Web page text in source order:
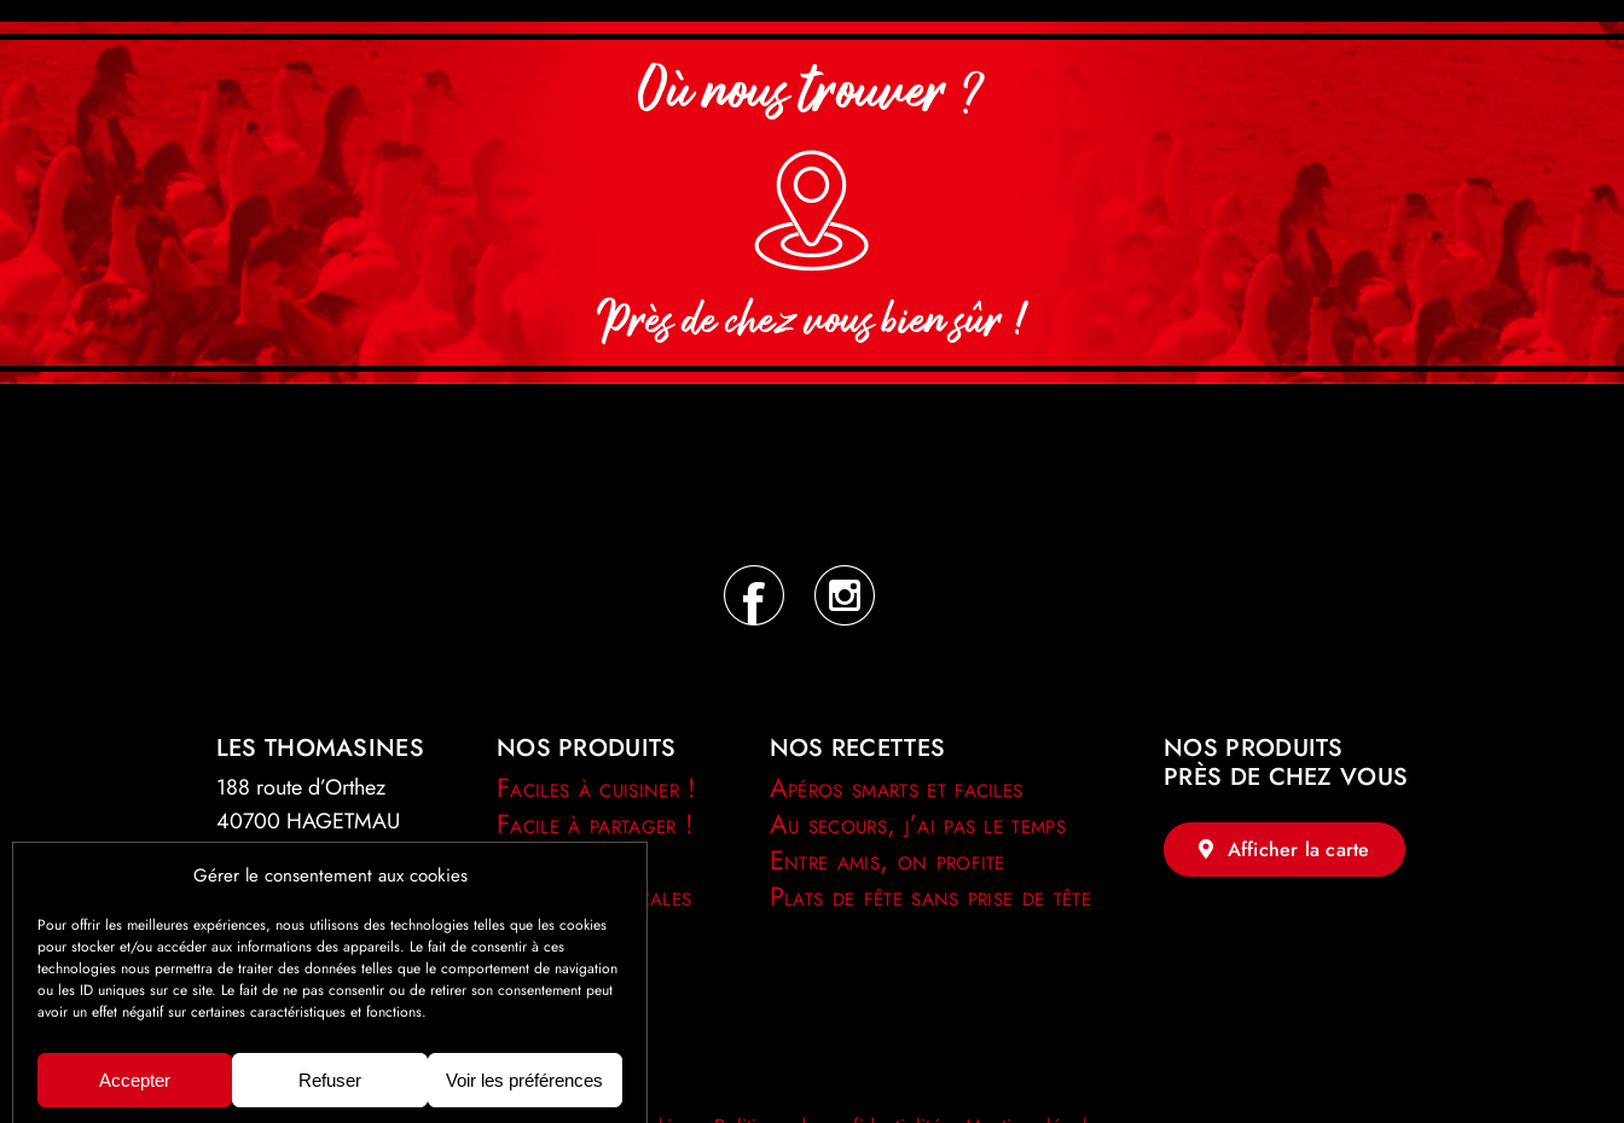
Gérer le consentement aux cookies
Pour offrir les meilleures expériences, nous utilisons des technologies telles que les cookies
pour stocker et/ou accéder aux informations des appareils. Le fait de consentir à ces
technologies nous permettra de traiter des données telles que le comportement de navigation
ou les ID uniques sur ce site. Le fait de ne pas consentir ou de retirer son consentement peut
avoir un effet négatif sur certaines caractéristiques et fonctions.
Accepter Refuser Voir les préférences
Où nous trouver ?
Près de chez vous bien sûr !
LES THOMASINES
188 route d’Orthez
40700 HAGETMAU
05 58 76 53 60
NOS PRODUITS
Faciles à cuisiner !
Facile à partager !
Spécialités locales
NOS RECETTES
Apéros smarts et faciles
Au secours, j’ai pas le temps
Entre amis, on profite
Plats de fête sans prise de tête
NOS PRODUITS
PRÈS DE CHEZ VOUS
Afficher la carte